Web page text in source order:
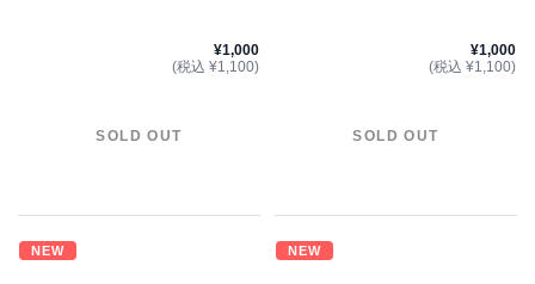
¥1,000
(税込 ¥1,100)
SOLD OUT
¥1,000
(税込 ¥1,100)
SOLD OUT
NEW NEW